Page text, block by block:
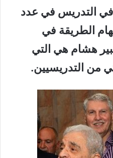
في التدريس في عدد
الطريقة في
هشام هي التي
من التدريسيين.